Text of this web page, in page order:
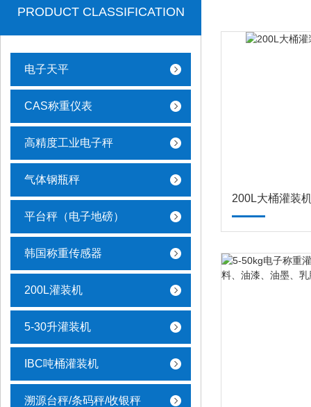
PRODUCT CLASSIFICATION
电子天平
CAS称重仪表
高精度工业电子秤
气体钢瓶秤
平台秤（电子地磅）
韩国称重传感器
200L灌装机
5-30升灌装机
IBC吨桶灌装机
溯源台秤/条码秤/收银秤
200L大桶灌装